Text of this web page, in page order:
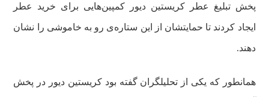
پخش تبلیغ عطر کریستین دیور کمپین‌هایی برای خرید عطر
ایجاد کردند تا حمایتشان از این ستاره‌ی رو به خاموشی را نشان
دهند.
همانطور که یکی از تحلیلگران گفته بود کریستین دیور در پخش